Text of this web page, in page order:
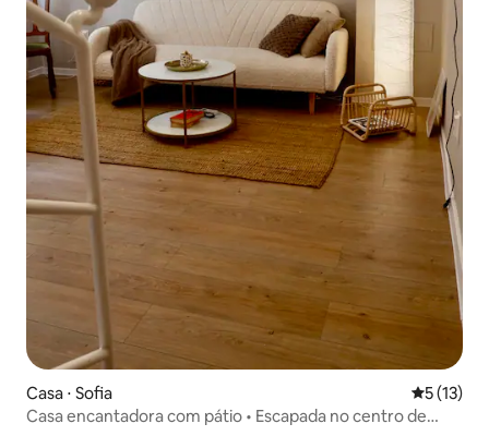
Casa ⋅ Sofia 5 de uma
5 (13)
Casa encantadora com pátio • Escapada no centro de